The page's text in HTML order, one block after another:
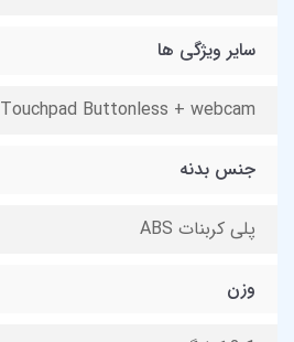
سایر ویژگی ها
Touchpad Buttonless + webcam
جنس بدنه
پلی کربنات ABS
وزن